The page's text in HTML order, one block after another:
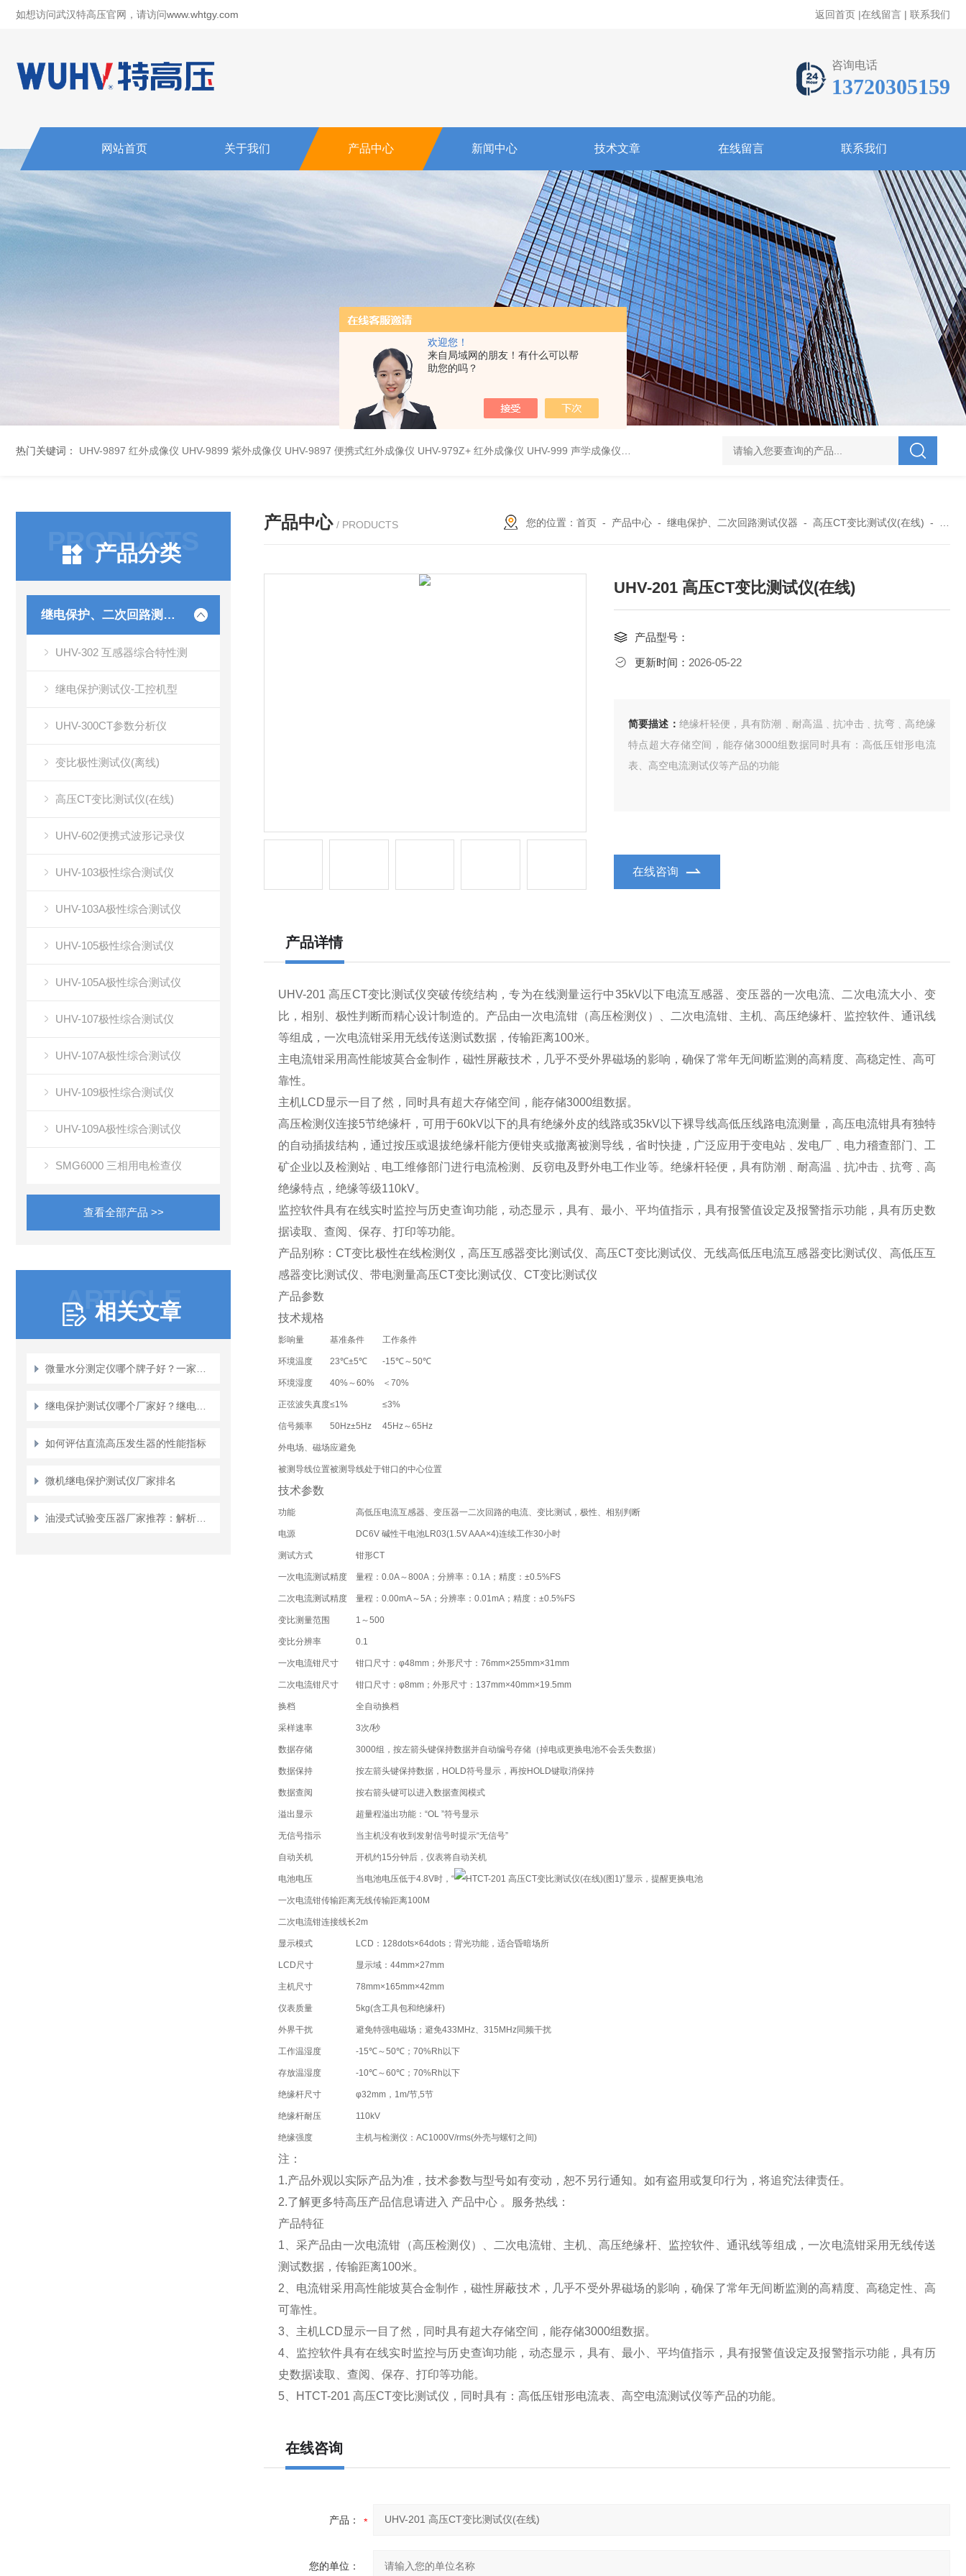
欢迎您！
来自局域网的朋友！有什么可以帮
助您的吗？
如想访问武汉特高压官网，请访问www.whtgy.com 返回首页 |在线留言 | 联系我们
咨询电话
13720305159
网站首页 关于我们 产品中心 新闻中心 技术文章 在线留言 联系我们
热门关键词： UHV-9897 红外成像仪 UHV-9899 紫外成像仪 UHV-9897 便携式红外成像仪 UHV-979Z+ 红外成像仪 UHV-999 声学成像仪 UHV-995 电力综合试验车 UHV-701 级差配合测试仪 UHV-646 全自动水溶
PRODUCTS
产品分类
继电保护、二次回路测试仪器
UHV-302 互感器综合特性测
继电保护测试仪-工控机型
UHV-300CT参数分析仪
变比极性测试仪(离线)
高压CT变比测试仪(在线)
UHV-602便携式波形记录仪
UHV-103极性综合测试仪
UHV-103A极性综合测试仪
UHV-105极性综合测试仪
UHV-105A极性综合测试仪
UHV-107极性综合测试仪
UHV-107A极性综合测试仪
UHV-109极性综合测试仪
UHV-109A极性综合测试仪
SMG6000 三相用电检查仪
查看全部产品 >>
ARTICLE
相关文章
如何评估直流高压发生器的性能指标
微机继电保护测试仪厂家排名
产品中心 / PRODUCTS 您的位置： 首页- 产品中心- 继电保护、二次回路测试仪器 - 高压CT变比测试仪(在线) -
UHV-201 高压CT变比测试仪(在线)
产品型号：
更新时间： 2026-05-22
简要描述： 绝缘杆轻便，具有防潮﹑耐高温﹑抗冲击﹑抗弯﹑高绝缘
特点超大存储空间，能存储3000组数据同时具有：高低压钳形电流
表、高空电流测试仪等产品的功能
在线咨询
产品详情
UHV-201 高压CT变比测试仪突破传统结构，专为在线测量运行中35kV以下电流互感器、变压器的一次电流、二次电流大小、变
比，相别、极性判断而精心设计制造的。产品由一次电流钳（高压检测仪）、二次电流钳、主机、高压绝缘杆、监控软件、通讯线
等组成，一次电流钳采用无线传送测试数据，传输距离100米。
主电流钳采用高性能坡莫合金制作，磁性屏蔽技术，几乎不受外界磁场的影响，确保了常年无间断监测的高精度、高稳定性、高可
靠性。
主机LCD显示一目了然，同时具有超大存储空间，能存储3000组数据。
高压检测仪连接5节绝缘杆，可用于60kV以下的具有绝缘外皮的线路或35kV以下裸导线高低压线路电流测量，高压电流钳具有独特
的自动插拔结构，通过按压或退拔绝缘杆能方便钳夹或撤离被测导线，省时快捷，广泛应用于变电站﹑发电厂﹑电力稽查部门、工
矿企业以及检测站﹑电工维修部门进行电流检测、反窃电及野外电工作业等。绝缘杆轻便，具有防潮﹑耐高温﹑抗冲击﹑抗弯﹑高
绝缘特点，绝缘等级110kV。
监控软件具有在线实时监控与历史查询功能，动态显示，具有、最小、平均值指示，具有报警值设定及报警指示功能，具有历史数
据读取、查阅、保存、打印等功能。
产品别称：CT变比极性在线检测仪，高压互感器变比测试仪、高压CT变比测试仪、无线高低压电流互感器变比测试仪、高低压互
感器变比测试仪、带电测量高压CT变比测试仪、CT变比测试仪
产品参数
技术规格
影响量 基准条件 工作条件
环境温度 23℃±5℃ -15℃～50℃
环境湿度 40%～60% ＜70%
正弦波失真度≤1% ≤3%
信号频率 50Hz±5Hz 45Hz～65Hz
外电场、磁场应避免
被测导线位置被测导线处于钳口的中心位置
技术参数
功能 高低压电流互感器、变压器一二次回路的电流、变比测试，极性、相别判断
电源 DC6V 碱性干电池LR03(1.5V AAA×4)连续工作30小时
测试方式 钳形CT
一次电流测试精度 量程：0.0A～800A；分辨率：0.1A；精度：±0.5%FS
二次电流测试精度 量程：0.00mA～5A；分辨率：0.01mA；精度：±0.5%FS
变比测量范围 1～500
变比分辨率 0.1
一次电流钳尺寸 钳口尺寸：φ48mm；外形尺寸：76mm×255mm×31mm
二次电流钳尺寸 钳口尺寸：φ8mm；外形尺寸：137mm×40mm×19.5mm
换档 全自动换档
采样速率 3次/秒
数据存储 3000组，按左箭头键保持数据并自动编号存储（掉电或更换电池不会丢失数据）
数据保持 按左箭头键保持数据，HOLD符号显示，再按HOLD键取消保持
数据查阅 按右箭头键可以进入数据查阅模式
溢出显示 超量程溢出功能：“OL ”符号显示
无信号指示 当主机没有收到发射信号时提示“无信号”
自动关机 开机约15分钟后，仪表将自动关机
电池电压 当电池电压低于4.8V时，“ ”显示，提醒更换电池
一次电流钳传输距离无线传输距离100M
二次电流钳连接线长2m
显示模式 LCD：128dots×64dots；背光功能，适合昏暗场所
LCD尺寸 显示域：44mm×27mm
主机尺寸 78mm×165mm×42mm
仪表质量 5kg(含工具包和绝缘杆)
外界干扰 避免特强电磁场；避免433MHz、315MHz同频干扰
工作温湿度 -15℃～50℃；70%Rh以下
存放温湿度 -10℃～60℃；70%Rh以下
绝缘杆尺寸 φ32mm，1m/节,5节
绝缘杆耐压 110kV
绝缘强度 主机与检测仪：AC1000V/rms(外壳与螺钉之间)
注：
1.产品外观以实际产品为准，技术参数与型号如有变动，恕不另行通知。如有盗用或复印行为，将追究法律责任。
2.了解更多特高压产品信息请进入 产品中心 。服务热线：
产品特征
1、采产品由一次电流钳（高压检测仪）、二次电流钳、主机、高压绝缘杆、监控软件、通讯线等组成，一次电流钳采用无线传送
测试数据，传输距离100米。
2、电流钳采用高性能坡莫合金制作，磁性屏蔽技术，几乎不受外界磁场的影响，确保了常年无间断监测的高精度、高稳定性、高
可靠性。
3、主机LCD显示一目了然，同时具有超大存储空间，能存储3000组数据。
4、监控软件具有在线实时监控与历史查询功能，动态显示，具有、最小、平均值指示，具有报警值设定及报警指示功能，具有历
史数据读取、查阅、保存、打印等功能。
5、HTCT-201 高压CT变比测试仪，同时具有：高低压钳形电流表、高空电流测试仪等产品的功能。
在线咨询
产品：
您的单位：